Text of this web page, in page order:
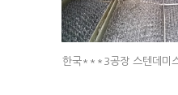
한국***3공장 스텐데미스터